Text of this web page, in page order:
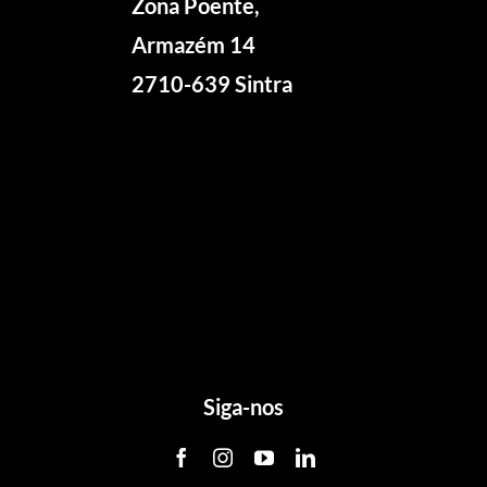
Armazém 14
2710-639 Sintra
Siga-nos